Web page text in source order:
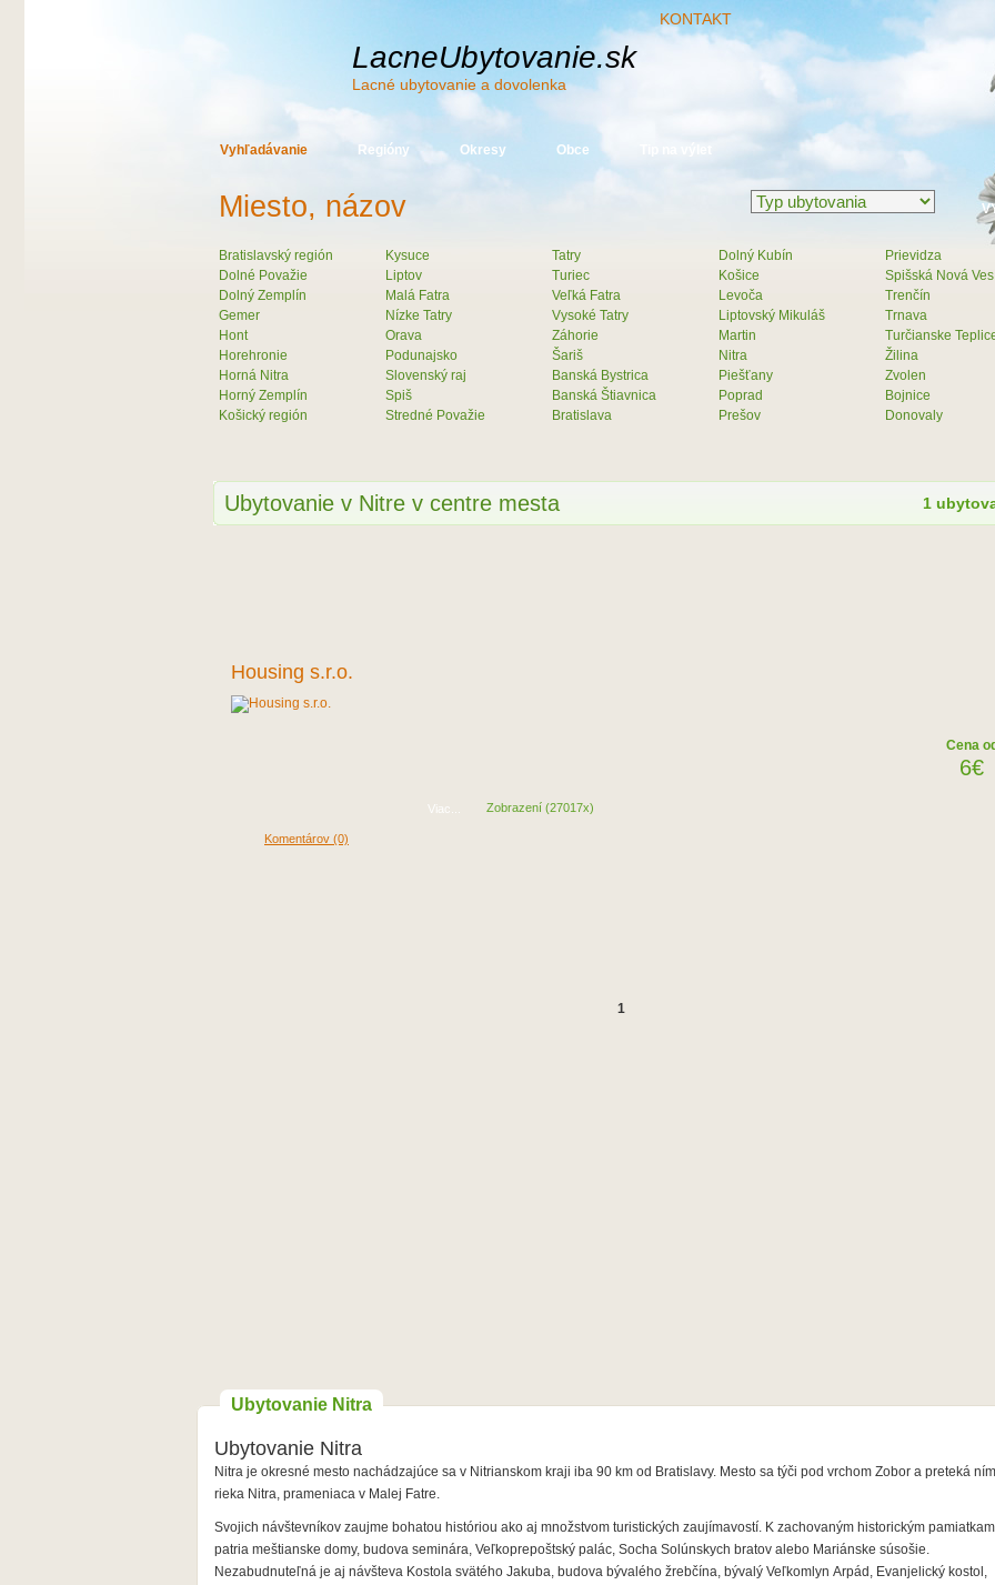
LacneUbytovanie.sk
Lacné ubytovanie a dovolenka
KONTAKT
Vyhľadávanie Regióny Okresy Obce
Miesto, názov
Bratislavský región
Dolné Považie
Dolný Zemplín
Gemer
Hont
Horehronie
Horná Nitra
Horný Zemplín
Košický región
Kysuce
Liptov
Malá Fatra
Nízke Tatry
Orava
Podunajsko
Slovenský raj
Spiš
Stredné Považie
Tatry
Turiec
Veľká Fatra
Vysoké Tatry
Záhorie
Šariš
Banská Bystrica
Banská Štiavnica
Bratislava
Dolný Kubín
Košice
Levoča
Liptovský Mikuláš
Martin
Nitra
Piešťany
Poprad
Prešov
Prievidza
Spišská Nová Ves
Trenčín
Trnava
Turčianske
Žilina
Zvolen
Bojnice
Donovaly
1
Ubytovanie v Nitre v centre mesta
Housing s.r.o.
Cena
6€
Viac... Zobrazení (27017x)
Komentárov (0)
1
Ubytovanie Nitra
Ubytovanie Nitra
Nitra je okresné mesto nachádzajúce sa v Nitrianskom kraji iba 90 km od Bratislavy. Mesto sa týči pod vrchom Zobor a preteká ním
rieka Nitra, prameniaca v Malej Fatre.
Svojich návštevníkov zaujme bohatou históriou ako aj množstvom turistických zaujímavostí. K zachovaným historickým pamiatkam
patria meštianske domy, budova seminára, Veľkoprepoštský palác, Socha Solúnskych bratov alebo Mariánske súsošie.
Nezabudnuteľná je aj návšteva Kostola svätého Jakuba, budova bývalého žrebčína, bývalý Veľkomlyn Arpád, Evanjelický kostol,